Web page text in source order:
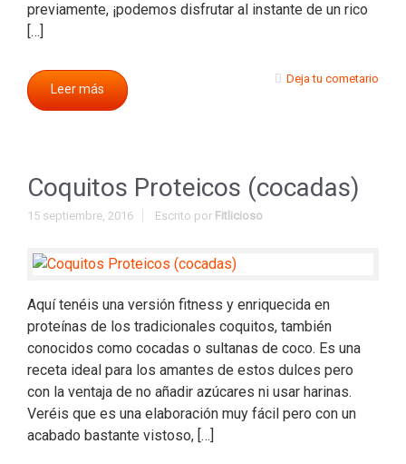
previamente, ¡podemos disfrutar al instante de un rico
[…]
Leer más
Deja tu cometario
Coquitos Proteicos (cocadas)
15 septiembre, 2016 Escrito por Fitlicioso
Aquí tenéis una versión fitness y enriquecida en
proteínas de los tradicionales coquitos, también
conocidos como cocadas o sultanas de coco. Es una
receta ideal para los amantes de estos dulces pero
con la ventaja de no añadir azúcares ni usar harinas.
Veréis que es una elaboración muy fácil pero con un
acabado bastante vistoso, […]